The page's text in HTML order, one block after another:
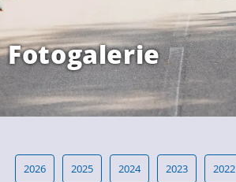
Fotogalerie
2026 2025 2024 2023 2022